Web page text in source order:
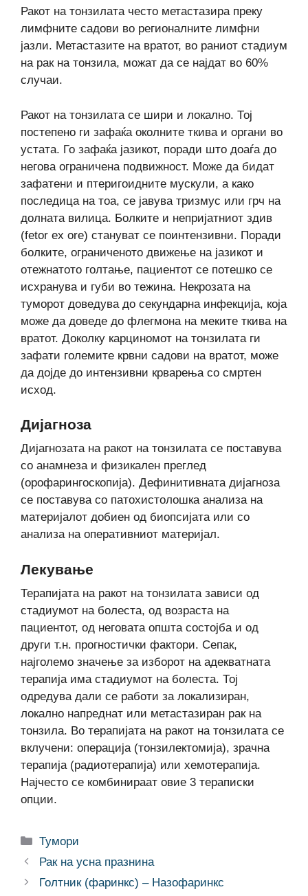
Ракот на тонзилата често метастазира преку
лимфните садови во регионалните лимфни
јазли. Метастазите на вратот, во раниот стадиум
на рак на тонзила, можат да се најдат во 60%
случаи.
Ракот на тонзилата се шири и локално. Тој
постепено ги зафаќа околните ткива и органи во
устата. Го зафаќа јазикот, поради што доаѓа до
негова ограничена подвижност. Може да бидат
зафатени и птеригоидните мускули, а како
последица на тоа, се јавува тризмус или грч на
долната вилица. Болките и непријатниот здив
(fetor ex ore) стануват се поинтензивни. Поради
болките, ограниченото движење на јазикот и
отежнатото голтање, пациентот се потешко се
исхранува и губи во тежина. Некрозата на
туморот доведува до секундарна инфекција, која
може да доведе до флегмона на меките ткива на
вратот. Доколку карциномот на тонзилата ги
зафати големите крвни садови на вратот, може
да дојде до интензивни крварења со смртен
исход.
Дијагноза
Дијагнозата на ракот на тонзилата се поставува
со анамнеза и физикален преглед
(орофарингоскопија). Дефинитивната дијагноза
се поставува со патохистолошка анализа на
материјалот добиен од биопсијата или со
анализа на оперативниот материјал.
Лекување
Терапијата на ракот на тонзилата зависи од
стадиумот на болеста, од возраста на
пациентот, од неговата општа состојба и од
други т.н. прогностички фактори. Сепак,
најголемо значење за изборот на адекватната
терапија има стадиумот на болеста. Тој
одредува дали се работи за локализиран,
локално напреднат или метастазиран рак на
тонзила. Во терапијата на ракот на тонзилата се
вклучени: операција (тонзилектомија), зрачна
терапија (радиотерапија) или хемотерапија.
Најчесто се комбинираат овие 3 тераписки
опции.
Categories
Тумори
Рак на усна празнина
Голтник (фаринкс) – Назофаринкс